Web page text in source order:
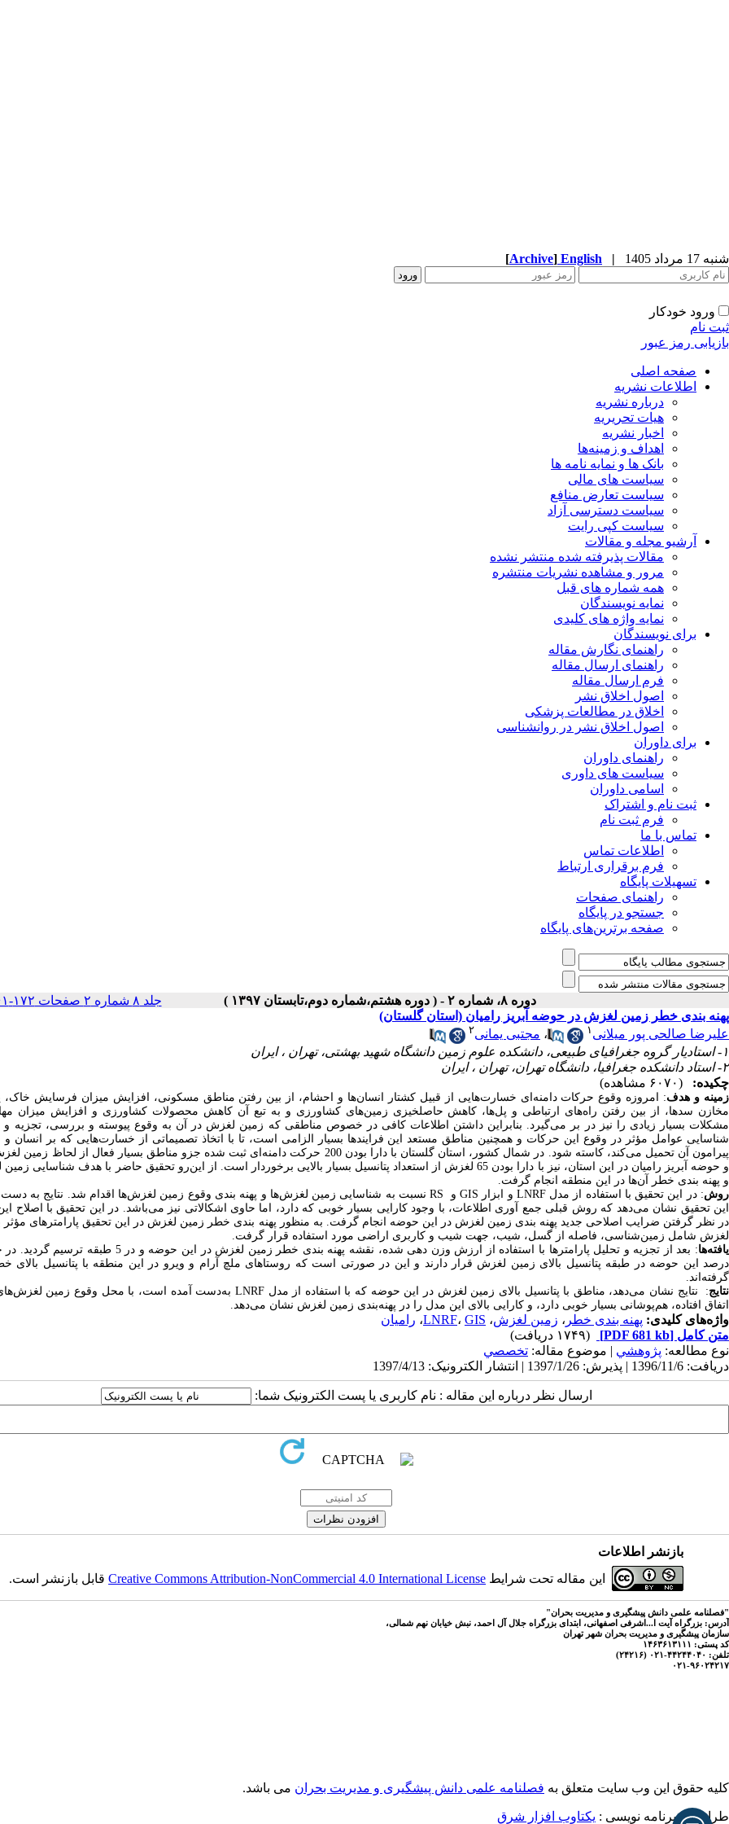
شنبه 17 مرداد 1405 |
English
[Archive]
ورود خودکار
ثبت نام
بازیابی رمز عبور
صفحه اصلی
اطلاعات نشریه
درباره نشریه
هیات تحریریه
اخبار نشریه
اهداف و زمینه‌ها
بانک ها و نمایه نامه ها
سیاست های مالی
سیاست تعارض منافع
سیاست دسترسی آزاد
سیاست کپی رایت
آرشیو مجله و مقالات
مقالات پذیرفته شده منتشر نشده
مرور و مشاهده نشریات منتشره
همه شماره های قبل
نمایه نویسندگان
نمایه واژه های کلیدی
برای نویسندگان
راهنمای نگارش مقاله
راهنمای ارسال مقاله
فرم ارسال مقاله
اصول اخلاق نشر
اخلاق در مطالعات پزشکی
اصول اخلاق نشر در روانشناسی
برای داوران
راهنمای داوران
سیاست های داوری
اسامی داوران
ثبت نام و اشتراک
فرم ثبت نام
تماس با ما
اطلاعات تماس
فرم برقراری ارتباط
تسهیلات پایگاه
راهنمای صفحات
جستجو در پایگاه
صفحه برترین‌های پایگاه
دوره ۸، شماره ۲ - ( دوره هشتم،شماره دوم،تابستان ۱۳۹۷ ) جلد ۸ شماره ۲ صفحات ۱۷۲-۱۶۱
پهنه بندی خطر زمین لغزش در حوضه آبریز رامیان (استان گلستان)
علیرضا صالحی پور میلانی ۱ ، مجتبی یمانی۲
۱- استادیار گروه جغرافیای طبیعی، دانشکده علوم زمین دانشگاه شهید بهشتی، تهران ، ایران
۲- استاد دانشکده جغرافیا، دانشگاه تهران، تهران ، ایران
چکیده:
(۶۰۷۰ مشاهده)
زمینه و هدف: امروزه وقوع حرکات دامنه‌ای خسارت‌هایی از قبیل کشتار انسان‌ها و احشام، از بین رفتن مناطق مسکونی، افزایش میزان فرسایش
مخازن سدها، از بین رفتن راه‌های ارتباطی و پل‌ها، کاهش حاصلخیزی زمین‌های کشاورزی و به تبع آن کاهش محصولات کشاورزی و افزایش میزان
مشکلات بسیار زیادی را نیز در بر می‌گیرد. بنابراین داشتن اطلاعات کافی در خصوص مناطقی که زمین لغزش در آن به وقوع پیوسته و بررسی، تجزیه و
شناسایی عوامل مؤثر در وقوع این حرکات و همچنین مناطق مستعد این فرایندها بسیار الزامی است، تا با اتخاذ تصمیماتی از خسارت‌هایی که بر انسان
پیرامون آن تحمیل می‌کند، کاسته شود. در شمال کشور، استان گلستان با دارا بودن 200 حرکت
دامنه‌ای ثبت شده جزو مناطق بسیار فعال از لحاظ زمین
و حوضه آبریز رامیان در این استان، نیز با دارا بودن 65 لغزش از استعداد پتانسیل بسیار بالایی برخوردار
است. از این‌رو تحقیق حاضر با هدف شناسایی زمین
و پهنه بندی خطر آن‌ها در این منطقه انجام گرفت.
روش: در این تحقیق با استفاده از مدلLNRF و ابزار GISو RSنسبت به شناسایی زمین لغزش‌ها و پهنه بندی وقوع زمین لغزش‌ها اقدام شد. نتایج به دست
این تحقیق نشان می‌دهد که روش قبلی جمع آوری اطلاعات، با وجود کارایی بسیار خوبی که دارد، اما حاوی اشکالاتی نیز می‌باشد. در این تحقیق با اصلاح
در نظر گرفتن ضرایب اصلاحی جدید پهنه بندی زمین لغزش در این حوضه انجام گرفت. به منظور پهنه بندی خطر زمین لغزش در این تحقیق پارامترهای مؤثر
لغزش شامل زمین‌شناسی، فاصله از گسل، شیب، جهت شیب و کاربری اراضی مورد استفاده قرار گرفت.
یافته‌ها
درصد این حوضه در طبقه پتانسیل بالای زمین لغزش قرار دارند و این در صورتی است که روستاهای ملچ آرام و ویرو در این منطقه با پتانسیل بالای
گرفته‌اند.
نتایج: نتایج نشان میدهد، مناطق با پتانسیل بالای زمین لغزش در این حوضه که با استفاده از مدلLNRF به‌دست آمده است، با محل وقوع زمین
اتفاق افتاده، هم پوشانی بسیار خوبی دارد، و کارایی بالای این مدل را در پهنهبندی زمین لغزش نشان می‌دهد.
واژه‌های کلیدی: پهنه بندی خطر ، زمین لغزش، LNRF، GIS ، رامیان
متن کامل [PDF 681 kb]
(۱۷۴۹ دریافت)
نوع مطالعه: پژوهشي | موضوع مقاله: تخصصي
دریافت: 1396/11/6 | پذیرش: 1397/1/26 | انتشار الکترونیک: 1397/4/13
ارسال نظر درباره این مقاله : نام کاربری یا پست الکترونیک شما:
بازنشر اطلاعات
این مقاله تحت شرایط Creative Commons Attribution-NonCommercial 4.0 International Licenseقابل بازنشر است.
"فصلنامه علمی دانش پیشگیری و مدیریت بحران"
آدرس: بزرگراه آیت ا...اشرفی اصفهانی، ابتدای بزرگراه جلال آل احمد، نبش خیابان نهم شمالی،
سازمان پیشگیری و مدیریت بحران شهر تهران
کد پستی: ۱۴۶۳۶۱۳۱۱۱
تلفن: ۴۴۲۴۴۰۴۰-۰۲۱ (۲۴۲۱۶)
۰۲۱-۹۶۰۲۴۲۱۷
کلیه حقوق این وب سایت متعلق به فصلنامه علمی دانش پیشگیری و مدیریت بحران می باشد.
طراحی و برنامه نویسی : یکتاوب افزار شرق